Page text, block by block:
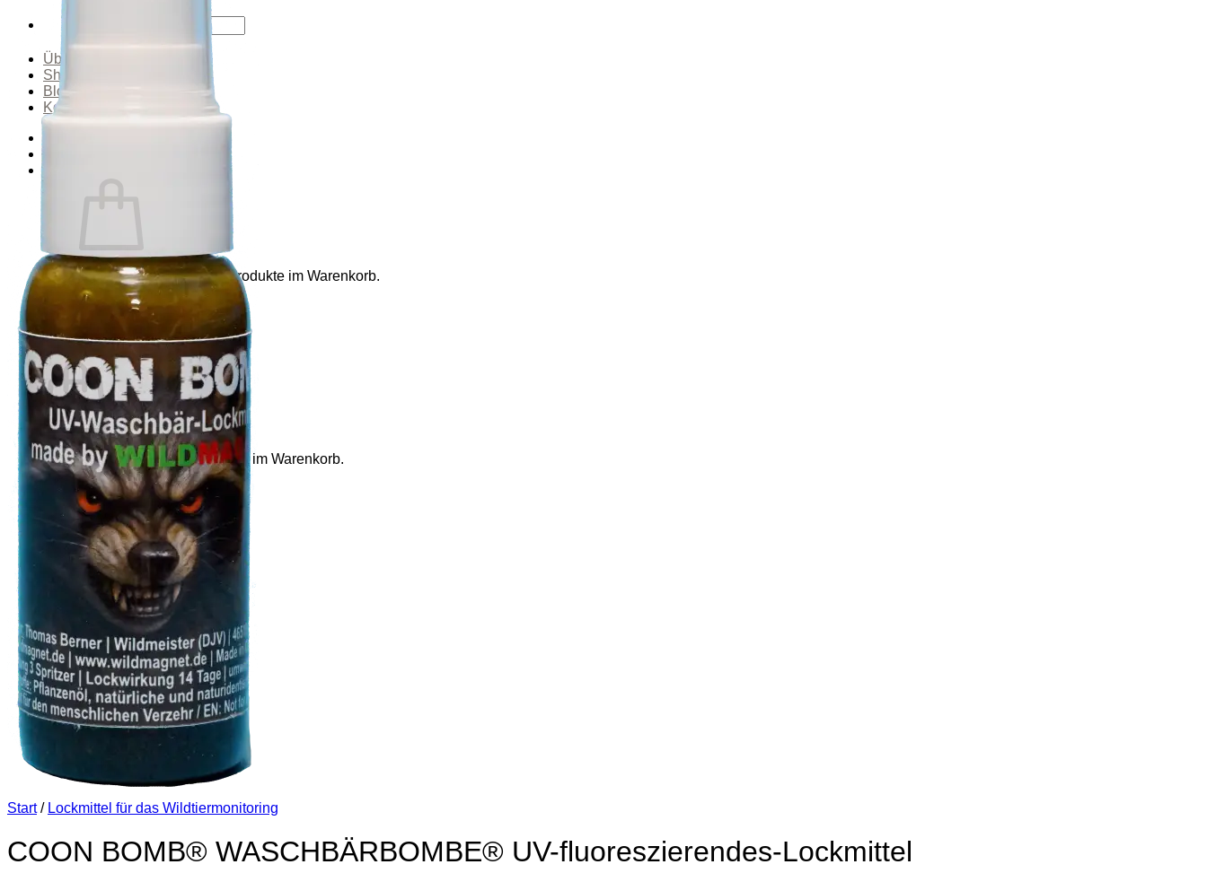
Über uns
Shop
Blog
Kontakt
Es befinden sich keine Produkte im Warenkorb.
Zurück zum Shop
0
Warenkorb
Es befinden sich keine Produkte im Warenkorb.
Zurück zum Shop
Start / Lockmittel für das Wildtiermonitoring
COON BOMB® WASCHBÄRBOMBE® UV-fluoreszierendes-Lockmittel